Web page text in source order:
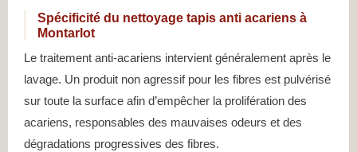
Spécificité du nettoyage tapis anti acariens à
Montarlot
Le traitement anti-acariens intervient généralement après le
lavage. Un produit non agressif pour les fibres est pulvérisé
sur toute la surface afin d’empêcher la prolifération des
acariens, responsables des mauvaises odeurs et des
dégradations progressives des fibres.